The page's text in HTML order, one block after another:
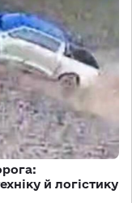
й логістику